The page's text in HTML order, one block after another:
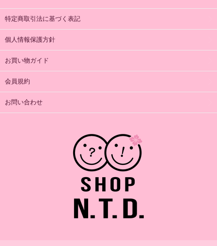
特定商取引法に基づく表記
個人情報保護方針
お買い物ガイド
会員規約
お問い合わせ